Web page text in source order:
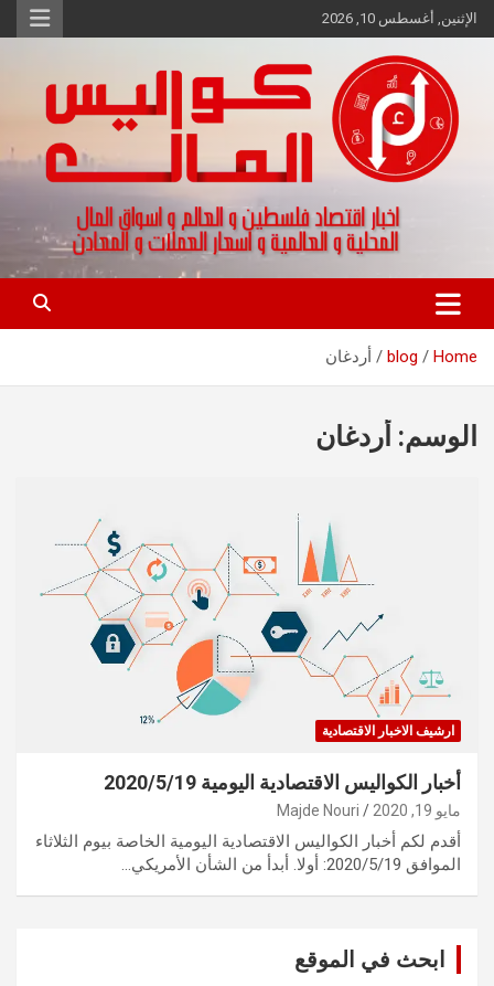
Skip
to
الإثنين, أغسطس 10, 2026
كواليس المال
اخبار اقتصاد فلسطين و العالم و تقارير اسواق المال و العملات
Home
blog أردغان
الوسم: أردغان
ارشيف الاخبار الاقتصادية
أخبار الكواليس الاقتصادية اليومية 2020/5/19
مايو 19, 2020 Majde Nouri
أقدم لكم أخبار الكواليس الاقتصادية اليومية الخاصة بيوم الثلاثاء
الموافق 2020/5/19: أولا. أبدأ من الشأن الأمريكي…
ابحث في الموقع